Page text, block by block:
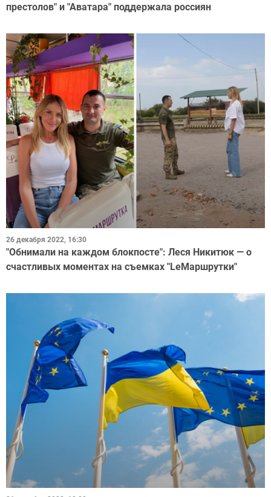
престолов" и "Аватара" поддержала россиян
26 декабря 2022, 16:30
"Обнимали на каждом блокпосте": Леся Никитюк — о
счастливых моментах на съемках "LeМаршрутки"